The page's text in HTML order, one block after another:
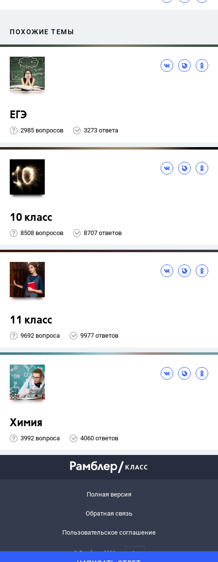
ПОХОЖИЕ ТЕМЫ
ЕГЭ
2985 вопросов 3273 ответа
10 класс
8508 вопросов 8707 ответов
11 класс
9692 вопроса 9977 ответов
Химия
3992 вопроса 4060 ответов
Полная версия
Обратная связь
Пользовательское соглашение
© Рамблер,2026 6+